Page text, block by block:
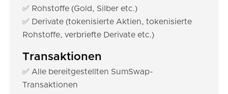
✅ Rohstoffe (Gold, Silber etc.)
✅ Derivate (tokenisierte Aktien, tokenisierte
Rohstoffe, verbriefte Derivate etc.)
Transaktionen
✅ Alle bereitgestellten SumSwap-
Transaktionen